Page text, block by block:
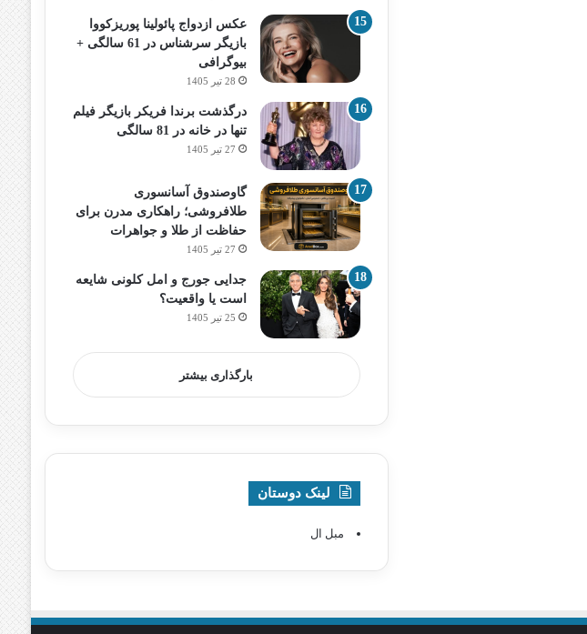
عکس ازدواج پائولینا پوریزکووا
بازیگر سرشناس در 61 سالگی +
بیوگرافی
28 تیر 1405
درگذشت برندا فریکر بازیگر فیلم
تنها در خانه در 81 سالگی
27 تیر 1405
گاوصندوق آسانسوری
طلافروشی؛ راهکاری مدرن برای
حفاظت از طلا و جواهرات
27 تیر 1405
جدایی جورج و امل کلونی شایعه
است یا واقعیت؟
25 تیر 1405
بارگذاری بیشتر
لینک دوستان
مبل ال